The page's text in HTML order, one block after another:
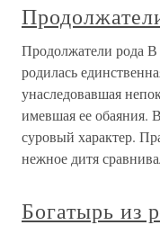
Продолжатели рода В
родилась
унаследовавшая
имевшая ее обаяния.
суровый характер.
нежное дитя
Богатырь из